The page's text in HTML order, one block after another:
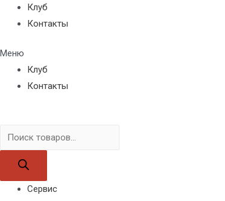
Клуб
Контакты
Меню
Клуб
Контакты
Поиск
товаров
Сервис